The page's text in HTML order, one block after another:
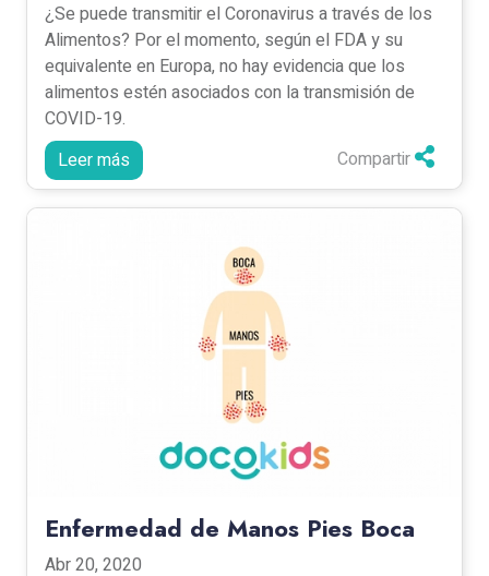
¿Se puede transmitir el Coronavirus a través de los
Alimentos? Por el momento, según el FDA y su
equivalente en Europa, no hay evidencia que los
alimentos estén asociados con la transmisión de
COVID-19.
Leer más
Compartir
Enfermedad de Manos Pies Boca
Abr 20, 2020